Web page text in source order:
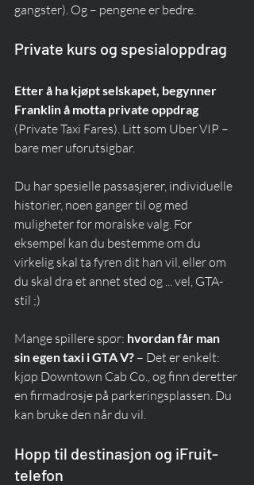
gangster). Og – pengene er bedre.
Private kurs og spesialoppdrag
Etter å ha kjøpt selskapet, begynner
Franklin å motta private oppdrag
(Private Taxi Fares). Litt som Uber VIP –
bare mer uforutsigbar.
Du har spesielle passasjerer, individuelle
historier, noen ganger til og med
muligheter for moralske valg. For
eksempel kan du bestemme om du
virkelig skal ta fyren dit han vil, eller om
du skal dra et annet sted og ... vel, GTA-
stil ;)
Mange spillere spør: hvordan får man
sin egen taxi i GTA V? – Det er enkelt:
kjøp Downtown Cab Co., og finn deretter
en firmadrosje på parkeringsplassen. Du
kan bruke den når du vil.
Hopp til destinasjon og iFruit-
telefon